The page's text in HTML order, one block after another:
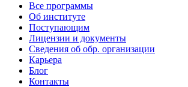
Все программы
Об институте
Поступающим
Лицензии и документы
Сведения об обр. организации
Карьера
Блог
Контакты